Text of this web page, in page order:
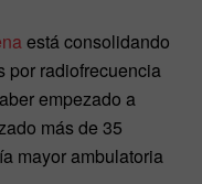
está consolidando
por radiofrecuencia
empezado a
más de 35
mayor ambulatoria